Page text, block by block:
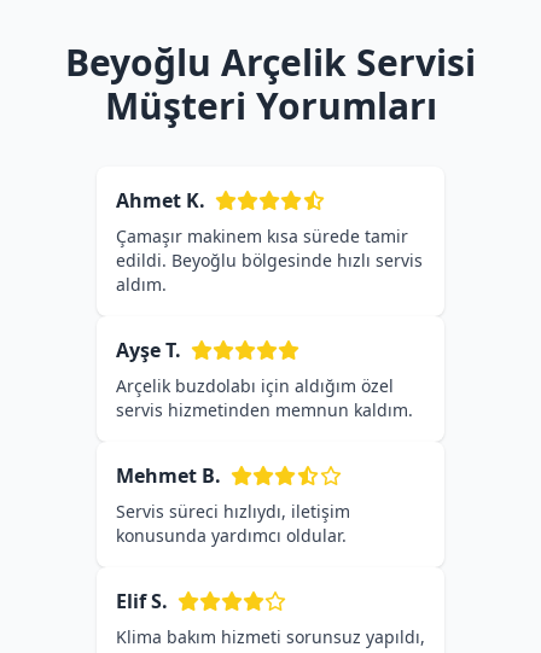
Beyoğlu Arçelik Servisi
Müşteri Yorumları
Ahmet K.
Çamaşır makinem kısa sürede tamir
edildi. Beyoğlu bölgesinde hızlı servis
aldım.
Ayşe T.
Arçelik buzdolabı için aldığım özel
servis hizmetinden memnun kaldım.
Mehmet B.
Servis süreci hızlıydı, iletişim
konusunda yardımcı oldular.
Elif S.
Klima bakım hizmeti sorunsuz yapıldı,